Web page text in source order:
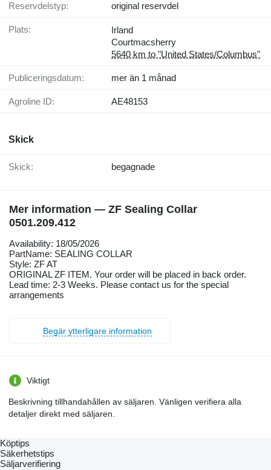
Reservdelstyp: original reservdel
Plats:
Irland
Courtmacsherry
5640 km to "United States/Columbus"
Publiceringsdatum: mer än 1 månad
Agroline ID: AE48153
Skick
Skick: begagnade
Mer information — ZF Sealing Collar
0501.209.412
Availability: 18/05/2026
PartName: SEALING COLLAR
Style: ZF AT
ORIGINAL ZF ITEM. Your order will be placed in back order.
Lead time: 2-3 Weeks. Please contact us for the special
arrangements
Begär ytterligare information
Viktigt
Beskrivning tillhandahållen av säljaren. Vänligen verifiera alla
detaljer direkt med säljaren.
Köptips
Säkerhetstips
Säljarverifiering